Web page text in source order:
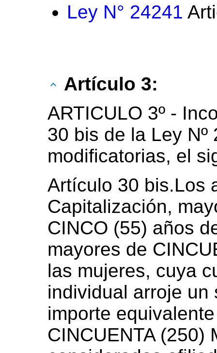
Ley N° 24241
Artículo 3:
ARTICULO 3º -
30 bis de la Ley Nº
modificatorias, el
Artículo 30 bis.Los
Capitalización,
CINCO (55) años
mayores de
las mujeres, cuya
individual arroje un
importe
CINCUENTA (250)